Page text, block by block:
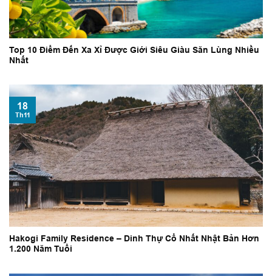
Top 10 Điểm Đến Xa Xỉ Được Giới Siêu Giàu Săn Lùng Nhiều
Nhất
Hakogi Family Residence – Dinh Thự Cổ Nhất Nhật Bản Hơn
1.200 Năm Tuổi
18
Th11